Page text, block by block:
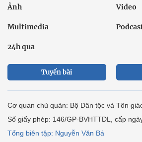
Ảnh Video
Multimedia
24h qua
Tuyến bài
Cơ quan chủ quản: Bộ Dân tộc và Tôn
Số giấy phép: 146/GP-BVHTTDL, cấp
Tổng biên tập: Nguyễn Văn Bá